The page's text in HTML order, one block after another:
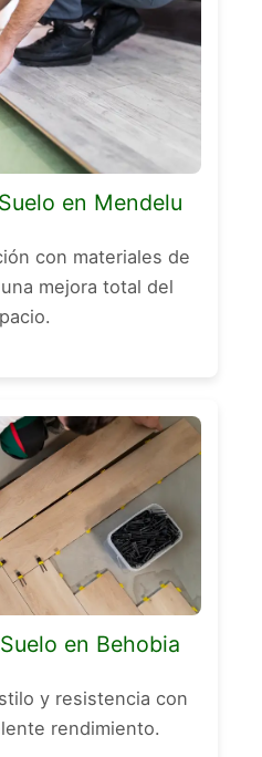
en Mendelu
con materiales de
mejora total del
en Behobia
y resistencia con
rendimiento.